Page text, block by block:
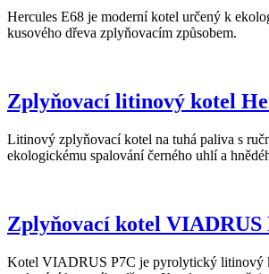
Hercules E68 je moderní kotel určený k
kusového dřeva zplyňovacím způsobem.
Zplyňovací litinový kotel
Litinový zplyňovací kotel na tuhá paliva s
ekologickému spalování černého uhlí a
Zplyňovací kotel VIADRUS
Kotel VIADRUS P7C je pyrolytický litinový